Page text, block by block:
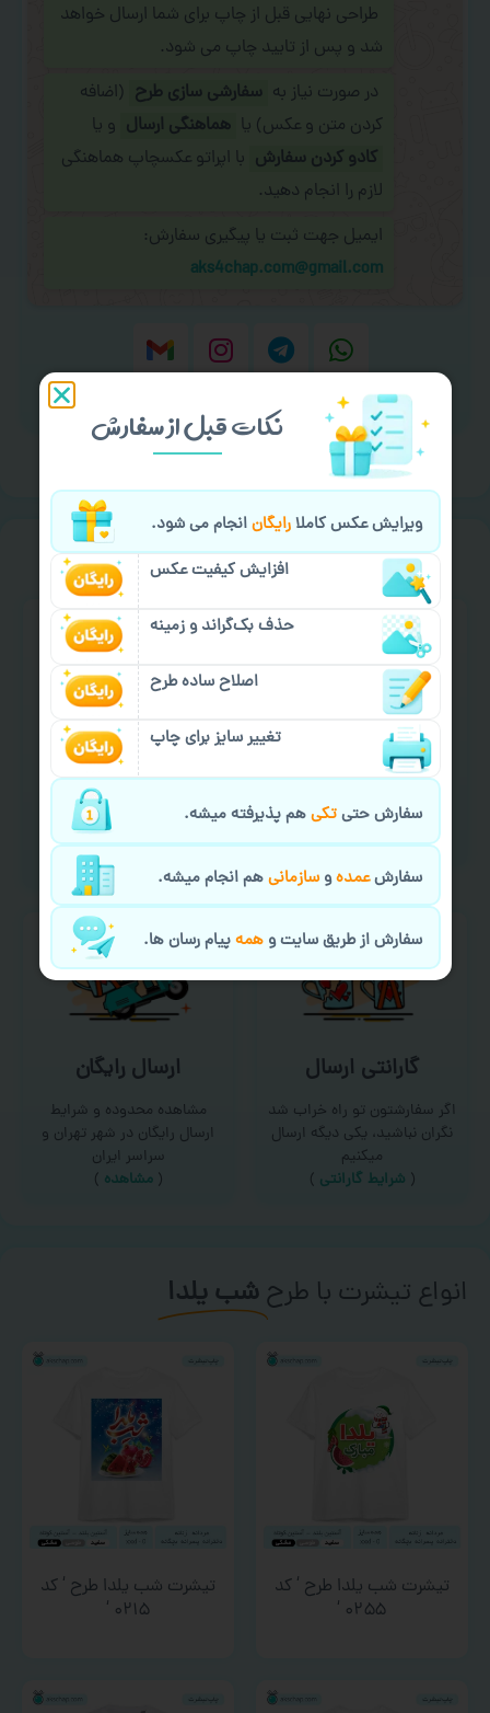
طراحی نهایی قبل از چاپ برای شما ارسال خواهد
شد و پس از تایید چاپ می شود.
در صورت نیاز به سفارشی سازی طرح (اضافه
کردن متن و عکس) یا هماهنگی ارسال و یا
کادو کردن سفارش با اپراتو عکسچاپ هماهنگی
لازم را انجام دهید.
ایمیل جهت ثبت یا پیگیری سفارش:
aks4chap.com@gmail.com
برای ارسال پیام کلیک کنید
خیالت راحت ازسفارش گیری
سفارش گیری آنلاین
سایت با پشتیبانی آنلاین
(تماس با ما‌)
چاپ عمده و فوری
برای درخواست خدمات چاپ
عمده و فوری با ما تماس
بگیرید
تماس با ما )
گارانتی ارسال
اگر سفارشتون تو راه خراب شد
نگران نباشید، یکی دیگه ارسال
میکنیم
( شرایط گارانتی )
ارسال رایگان
مشاهده محدوده و شرایط
ارسال رایگان در شهر تهران و
سراسر ایران
(مشاهده )
انواع تیشرت با طرحشب یلدا
تیشرت شب یلدا طرح ‘ کد
۰۲۵۵ ‘
تیشرت شب یلدا طرح ‘ کد
۰۲۱۵ ‘
نکات قبل از سفارش
ویرایش عکس کاملارایگانانجام می شود.
افزایش کیفیت عکس
حذف بک‌گراند و زمینه
اصلاح ساده طرح
تغییر سایز برای چاپ
سفارش حتیتکیهم پذیرفته میشه.
سفارشعمدهوسازمانیهم انجام میشه.
سفارش از طریق سایت وهمهپیام رسان ها.